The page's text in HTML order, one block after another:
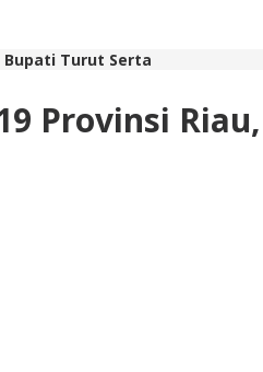
Bupati Turut Serta
Provinsi